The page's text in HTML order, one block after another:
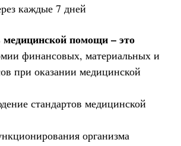
каждые 7 дней
помощи – это
финансовых, материальных и
при оказании медицинской
стандартов медицинской
организма